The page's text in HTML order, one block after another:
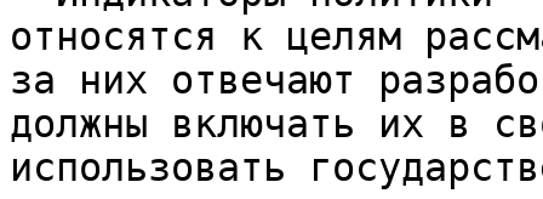
относятся к целям
за них отвечают
должны включать их в
использовать